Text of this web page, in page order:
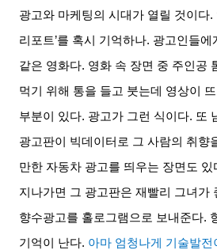
광고와 마케팅의 시대가 열릴 것이다.
리포트’를 혹시 기억하나. 광고인들에
같은 영화다. 영화 속 장면 중 주인공
먹기 위해 통을 들고 붓는데 영상이
부분이 있다. 광고가 그런 식이다. 또
광고판이 빅데이터로 그 사람의 취향
만한 자동차 광고를 띄우는 장면도 있
지나가면 그 광고판은 재빨리 그녀가
향수광고를 홀로그램으로 보내준다.
기억이 난다. 아마 엄청나게 기술발전